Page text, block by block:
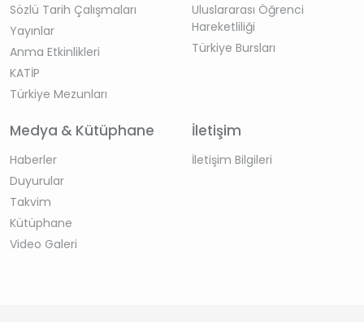
Sözlü Tarih Çalışmaları
Yayınlar
Anma Etkinlikleri
KATİP
Türkiye Mezunları
Uluslararası Öğrenci
Hareketliliği
Türkiye Bursları
Medya & Kütüphane
Haberler
Duyurular
Takvim
Kütüphane
Video Galeri
İletişim
İletişim Bilgileri